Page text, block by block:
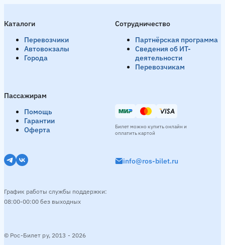
Каталоги
Перевозчики
Автовокзалы
Города
Пассажирам
Помощь
Гарантии
Оферта
Сотрудничество
Партнёрская программа
Сведения об ИТ-
деятельности
Перевозчикам
© Рос-Билет ру, 2013 - 2026
info@ros-bilet.ru
График работы службы поддержки:
08:00-00:00 без выходных
Билет можно купить онлайн и
оплатить картой